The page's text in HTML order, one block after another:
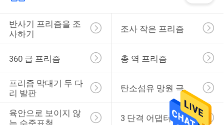
반사기 프리즘을 조
사하기
조사 작은 프리즘
360 급 프리즘 총 역 프리즘
프리즘 막대기 두 다
리 발판
탄소섬유 망원 극
육안으로 보이지 않
3 단격 어댑터